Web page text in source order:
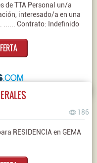
de TTA Personal un/a
interesado/a en una
...... Contrato: Indefinido
186
RESIDENCIA en GEMA